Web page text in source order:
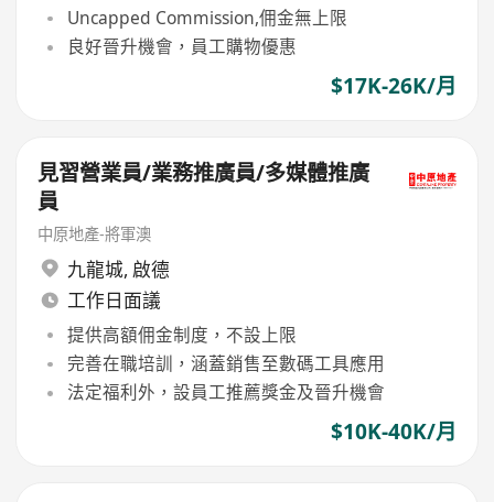
Uncapped Commission,佣金無上限
良好晉升機會，員工購物優惠
$17K-26K/月
見習營業員/業務推廣員/多媒體推廣
員
中原地產-將軍澳
九龍城, 啟德
工作日面議
提供高額佣金制度，不設上限
完善在職培訓，涵蓋銷售至數碼工具應用
法定福利外，設員工推薦獎金及晉升機會
$10K-40K/月